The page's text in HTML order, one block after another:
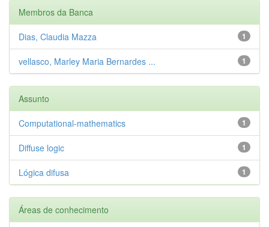
Membros da Banca
1
Dias, Claudia Mazza
1
vellasco, Marley Maria Bernardes ...
Assunto
1
Computational-mathematics
1
Diffuse logic
1
Lógica difusa
Áreas de conhecimento